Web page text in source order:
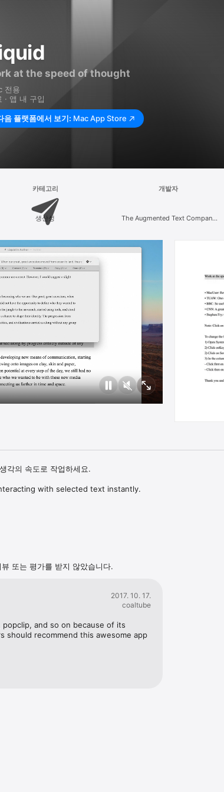
at the speed of thought
전용
· 앱 내 구입
음 플랫폼에서 보기: Mac App Store
카테고리
생산성
개발자
The Augmented Text Company
각의 속도로 작업하세요.
with selected text instantly.
hooked
right in the Liquid bar to access your Preferences.
command-space
to Liquid and double-click on the current Liquid
또는 평가를 받지 않았습니다.
2017. 10. 17.
coaltube
and so on because of its
should recommend this awesome app